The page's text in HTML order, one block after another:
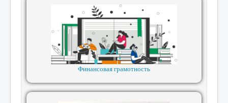
Финансовая грамотность